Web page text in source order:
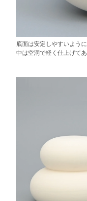
底面は安定しやすいよう
中は空洞で軽く仕上げて